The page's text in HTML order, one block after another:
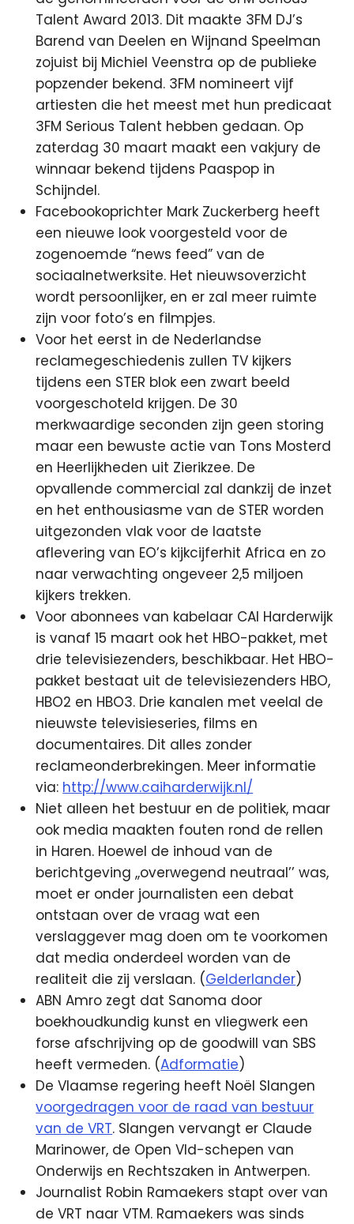
Talent Award 2013. Dit maakte 3FM DJ’s
Barend van Deelen en Wijnand Speelman
zojuist bij Michiel Veenstra op de publieke
popzender bekend. 3FM nomineert vijf
artiesten die het meest met hun predicaat
3FM Serious Talent hebben gedaan. Op
zaterdag 30 maart maakt een vakjury de
winnaar bekend tijdens Paaspop in
Schijndel.
Facebookoprichter Mark Zuckerberg heeft
een nieuwe look voorgesteld voor de
zogenoemde “news feed” van de
sociaalnetwerksite. Het nieuwsoverzicht
wordt persoonlijker, en er zal meer ruimte
zijn voor foto’s en filmpjes.
Voor het eerst in de Nederlandse
reclamegeschiedenis zullen TV kijkers
tijdens een STER blok een zwart beeld
voorgeschoteld krijgen. De 30
merkwaardige seconden zijn geen storing
maar een bewuste actie van Tons Mosterd
en Heerlijkheden uit Zierikzee. De
opvallende commercial zal dankzij de inzet
en het enthousiasme van de STER worden
uitgezonden vlak voor de laatste
aflevering van EO’s kijkcijferhit Africa en zo
naar verwachting ongeveer 2,5 miljoen
kijkers trekken.
Voor abonnees van kabelaar CAI Harderwijk
is vanaf 15 maart ook het HBO-pakket, met
drie televisiezenders, beschikbaar. Het HBO-
pakket bestaat uit de televisiezenders HBO,
HBO2 en HBO3. Drie kanalen met veelal de
nieuwste televisieseries, films en
documentaires. Dit alles zonder
reclameonderbrekingen. Meer informatie
via: http://www.caiharderwijk.nl/
Niet alleen het bestuur en de politiek, maar
ook media maakten fouten rond de rellen
in Haren. Hoewel de inhoud van de
berichtgeving ,,overwegend neutraal’’ was,
moet er onder journalisten een debat
ontstaan over de vraag wat een
verslaggever mag doen om te voorkomen
dat media onderdeel worden van de
realiteit die zij verslaan. (Gelderlander)
ABN Amro zegt dat Sanoma door
boekhoudkundig kunst en vliegwerk een
forse afschrijving op de goodwill van SBS
heeft vermeden. (Adformatie)
De Vlaamse regering heeft Noël Slangen
voorgedragen voor de raad van bestuur
van de VRT. Slangen vervangt er Claude
Marinower, de Open Vld-schepen van
Onderwijs en Rechtszaken in Antwerpen.
Journalist Robin Ramaekers stapt over van
de VRT naar VTM. Ramaekers was sinds